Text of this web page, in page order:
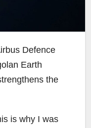
Defence
Earth
the
is why I was